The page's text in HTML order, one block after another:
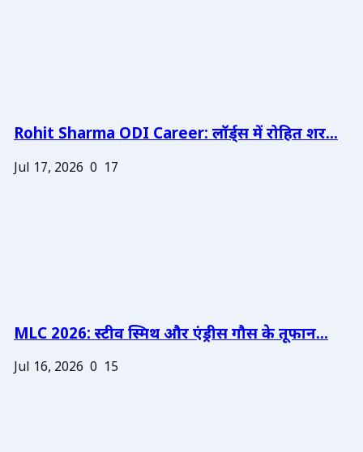
Rohit Sharma ODI Career: लॉर्ड्स में रोहित शर...
Jul 17, 2026 0 17
MLC 2026: स्टीव स्मिथ और एंड्रीस गौस के तूफान...
Jul 16, 2026 0 15